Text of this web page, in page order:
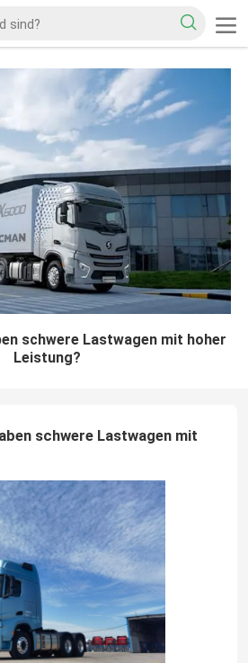
schwere Lastwagen mit hoher
Leistung?
schwere Lastwagen mit